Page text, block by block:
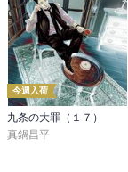
今週入荷
九条の大罪（１７）
真鍋昌平